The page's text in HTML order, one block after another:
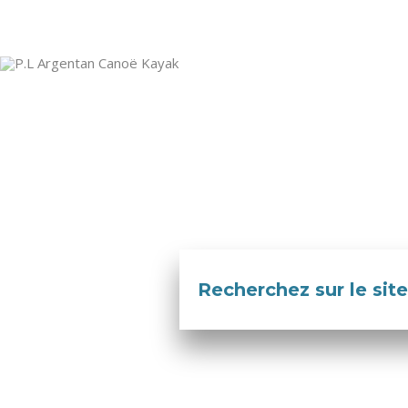
Recherchez sur le site